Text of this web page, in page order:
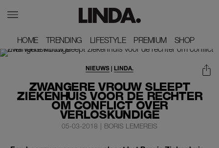
HOME
HOME TRENDING
TRENDING LIFESTYLE
LIFESTYLE PREMIUM
PREMIUM SHOP
SHOP
ZWANGERE VROUW SLEEPT
ZIEKENHUIS VOOR DE RECHTER
OM CONFLICT OVER
VERLOSKUNDIGE
NIEUWS | LINDA.
05-03-2018 | BORIS LEMEREIS